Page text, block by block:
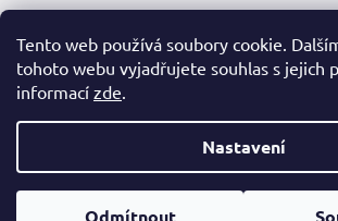
Tento web používá soubory cookie.
tohoto webu vyjadřujete souhlas s jejich
informací zde.
Nastavení
Odmítnout
Vytvořil Shoptet